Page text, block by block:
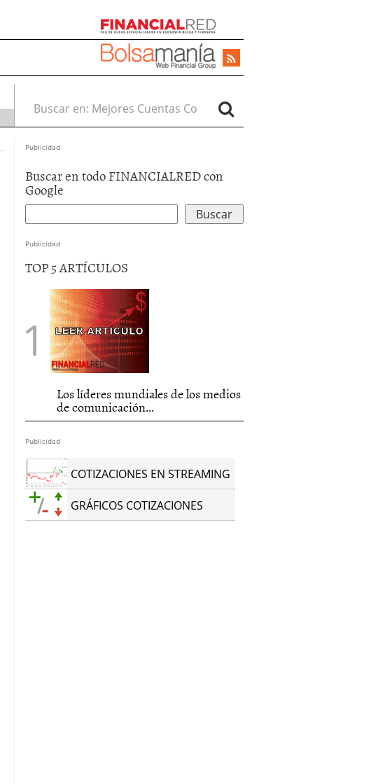
Buscar en:
Publicidad
Buscar en todo FINANCIALRED con
Google
Publicidad
TOP 5 ARTÍCULOS
Los líderes mundiales de los medios
de comunicación...
Publicidad
COTIZACIONES EN STREAMING
GRÁFICOS COTIZACIONES